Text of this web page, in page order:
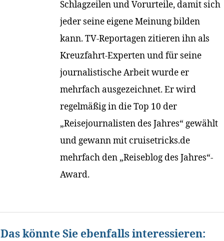
Schlagzeilen und Vorurteile, damit sich
jeder seine eigene Meinung bilden
kann. TV-Reportagen zitieren ihn als
Kreuzfahrt-Experten und für seine
journalistische Arbeit wurde er
mehrfach ausgezeichnet. Er wird
regelmäßig in die Top 10 der
„Reisejournalisten des Jahres“ gewählt
und gewann mit cruisetricks.de
mehrfach den „Reiseblog des Jahres“-
Award.
Das könnte Sie ebenfalls interessieren: